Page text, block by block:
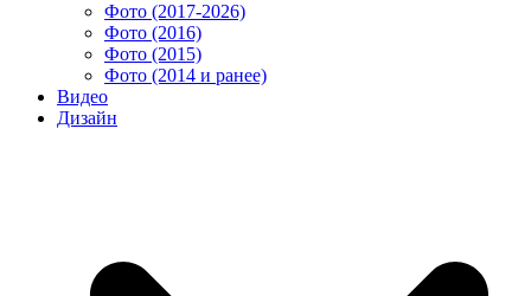
Фото (2017-2026)
Фото (2016)
Фото (2015)
Фото (2014 и ранее)
Видео
Дизайн